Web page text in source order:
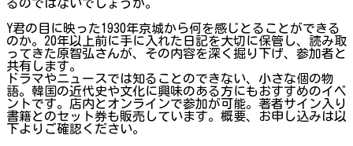
るのではないでしょうか。
Y君の目に映った1930年京城から何を感じとることができる
のか。20年以上前に手に入れた日記を大切に保管し、読み取
ってきた原智弘さんが、その内容を深く掘り下げ、参加者と
共有します。
ドラマやニュースでは知ることのできない、小さな個の物
語。韓国の近代史や文化に興味のある方にもおすすめのイベ
ントです。店内とオンラインで参加が可能。著者サイン入り
書籍とのセット券も販売しています。概要、お申し込みは以
下よりご確認ください。